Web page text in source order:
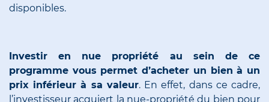
disponibles.
Investir en nue propriété au sein de ce
programme vous permet d’acheter un bien à un
prix inférieur à sa valeur. En effet, dans ce cadre,
l’investisseur acquiert la nue-propriété du bien pour